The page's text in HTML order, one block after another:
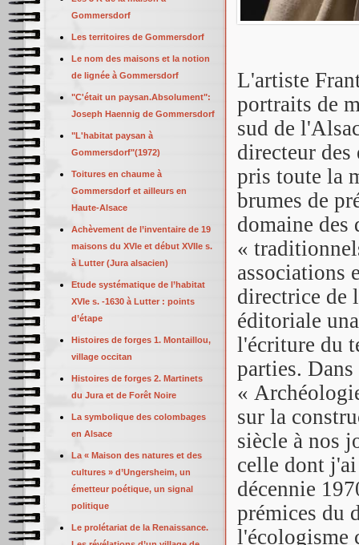
L'artiste
portraits de
sud de
directeur
pris toute la
brumes de
domaine des
«
associations
directrice de
éditoriale
l'écriture du
parties.
«
sur la
siècle à nos
celle dont
décennie
prémices du
l'écologisme
Gommersdorf
Les territoires de Gommersdorf
Le nom des maisons et la notion
de lignée à Gommersdorf
"C'était un paysan.Absolument":
Joseph Haennig de Gommersdorf
"L'habitat paysan à
Gommersdorf"(1972)
Toitures en chaume à
Gommersdorf et ailleurs en
Haute-Alsace
Achèvement de l’inventaire de 19
maisons du XVIe et début XVIIe s.
à Lutter (Jura alsacien)
Etude systématique de l’habitat
XVIe s. -1630 à Lutter : points
d’étape
Histoires de forges 1. Montaillou,
village occitan
Histoires de forges 2. Martinets
du Jura et de Forêt Noire
La symbolique des colombages
en Alsace
La « Maison des natures et des
cultures » d’Ungersheim, un
émetteur poétique, un signal
politique
Le prolétariat de la Renaissance.